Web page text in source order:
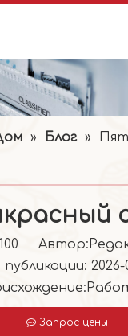
» Блог »
100
публикации:
Запрос цены